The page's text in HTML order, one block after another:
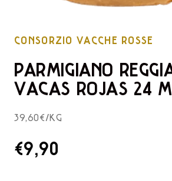
CONSORZIO VACCHE ROSSE
PARMIGIANO
VACAS ROJAS 24
39,60€/KG
PRECIO
€9,90